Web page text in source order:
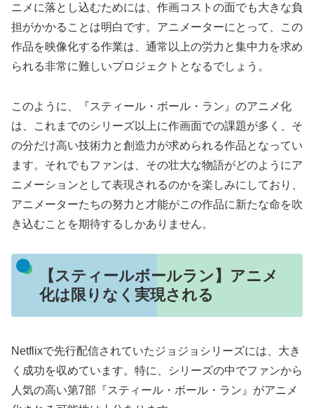
ニメに落とし込むためには、作画コストの面でも大きな負
担がかかることは明白です。アニメーターにとって、この
作品を映像化する作業は、通常以上の労力と集中力を求め
られる非常に難しいプロジェクトとなるでしょう。
このように、『スティール・ボール・ラン』のアニメ化
は、これまでのシリーズ以上に作画面での課題が多く、そ
の分だけ高い技術力と創造力が求められる作品となってい
ます。それでもファンは、その壮大な物語がどのようにア
ニメーションとして表現されるのかを楽しみにしており、
アニメーターたちの努力と才能がこの作品に新たな命を吹
き込むことを期待するしかありません。
【スティールボールラン】アニメ
化は限りなく実現される
Netflixで先行配信されていたジョジョシリーズには、大き
く成功を収めています。特に、シリーズの中でファンから
人気の高い第7部『スティール・ボール・ラン』がアニメ